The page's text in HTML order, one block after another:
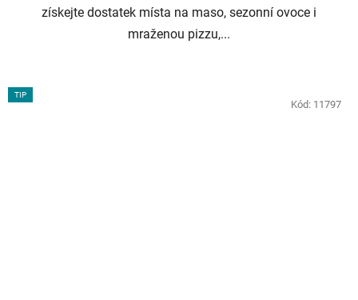
získejte dostatek místa na maso, sezonní ovoce i
mraženou pizzu,...
TIP
Kód: 11797